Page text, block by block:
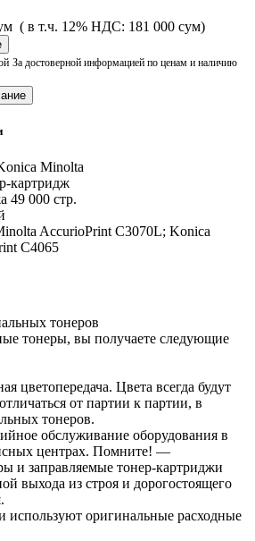
( в т.ч. 12% НДС: 181 000 сум)
За достоверной информацией по ценам и наличию
Minolta
картридж
49 000 стр.
AccurioPrint C3070L; Konica
C4065
тонеров
тонеры, вы получаете следующие
цветопередача. Цвета всегда будут
от партии к партии, в
тонеров.
обслуживание оборудования в
центрах. Помните! —
и заправляемые тонер-картриджи
выхода из строя и дорогостоящего
используют оригинальные расходные